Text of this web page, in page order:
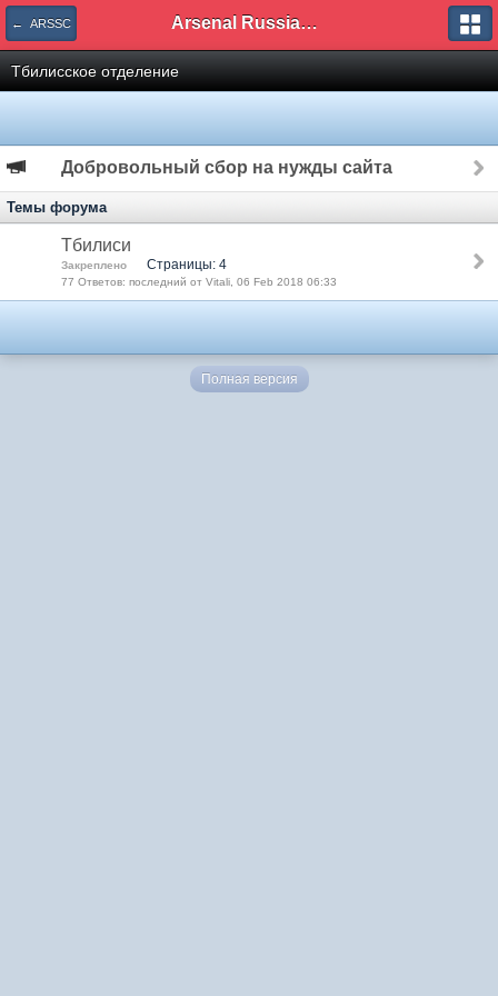
← ARSSC Arsenal Russian Speaking Supporters Club
Тбилисское отделение
Добровольный сбор на нужды сайта
Темы форума
Тбилиси
Закреплено Страницы: 4
77 Ответов: последний от Vitali, 06 Feb 2018 06:33
Полная версия